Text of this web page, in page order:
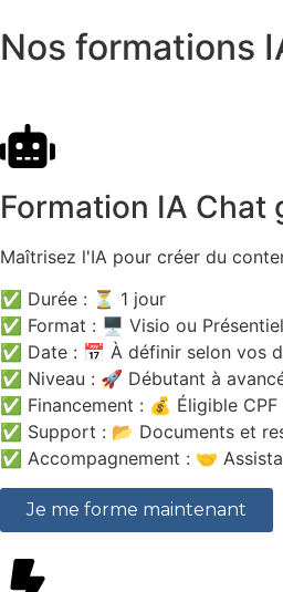
Nos formations
Formation IA Chat
Maîtrisez l'IA pour créer du
✅ Durée : ⏳ 1 jour
✅ Format : 🖥️ Visio ou Présentiel
✅ Date : 📅 À définir selon vos
✅ Niveau : 🚀 Débutant à
✅ Financement : 💰 Éligible CPF
✅ Support : 📂 Documents et
✅ Accompagnement : 🤝
Je me forme maintenant